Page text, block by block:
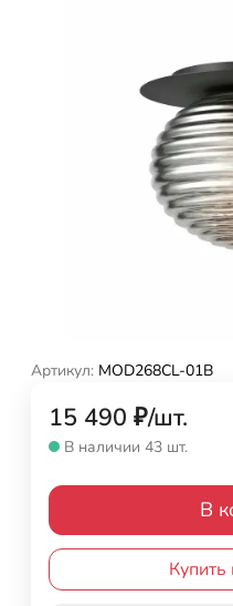
Артикул: MOD268CL-01B
15 490 ₽/шт.
В наличии 43 шт.
В
Купить